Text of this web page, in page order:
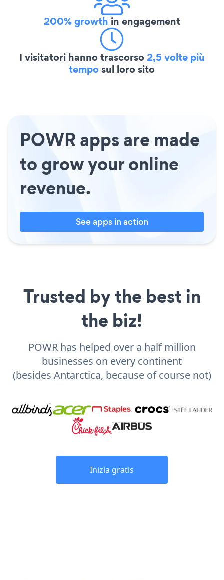
200% growth in engagement
I visitatori hanno trascorso2,5 volte più
temposul loro sito
POWR apps are made
to grow your online
revenue.
See apps in action
Trusted by the best in
the biz!
POWR has helped over a half million
businesses on every continent
(besides Antarctica, because of course not)
Inizia gratis